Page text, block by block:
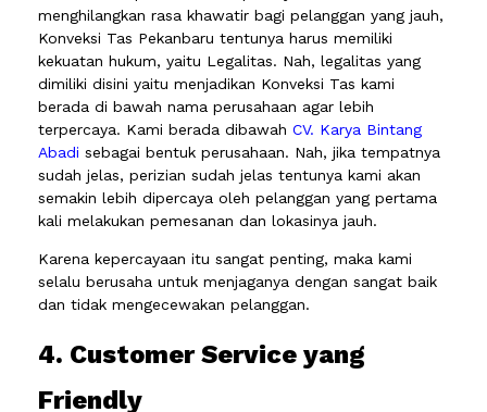
menghilangkan rasa khawatir bagi pelanggan yang jauh,
Konveksi Tas Pekanbaru tentunya harus memiliki
kekuatan hukum, yaitu Legalitas. Nah, legalitas yang
dimiliki disini yaitu menjadikan Konveksi Tas kami
berada di bawah nama perusahaan agar lebih
terpercaya. Kami berada dibawah CV. Karya Bintang
Abadi sebagai bentuk perusahaan. Nah, jika tempatnya
sudah jelas, perizian sudah jelas tentunya kami akan
semakin lebih dipercaya oleh pelanggan yang pertama
kali melakukan pemesanan dan lokasinya jauh.
Karena kepercayaan itu sangat penting, maka kami
selalu berusaha untuk menjaganya dengan sangat baik
dan tidak mengecewakan pelanggan.
4. Customer Service yang
Friendly